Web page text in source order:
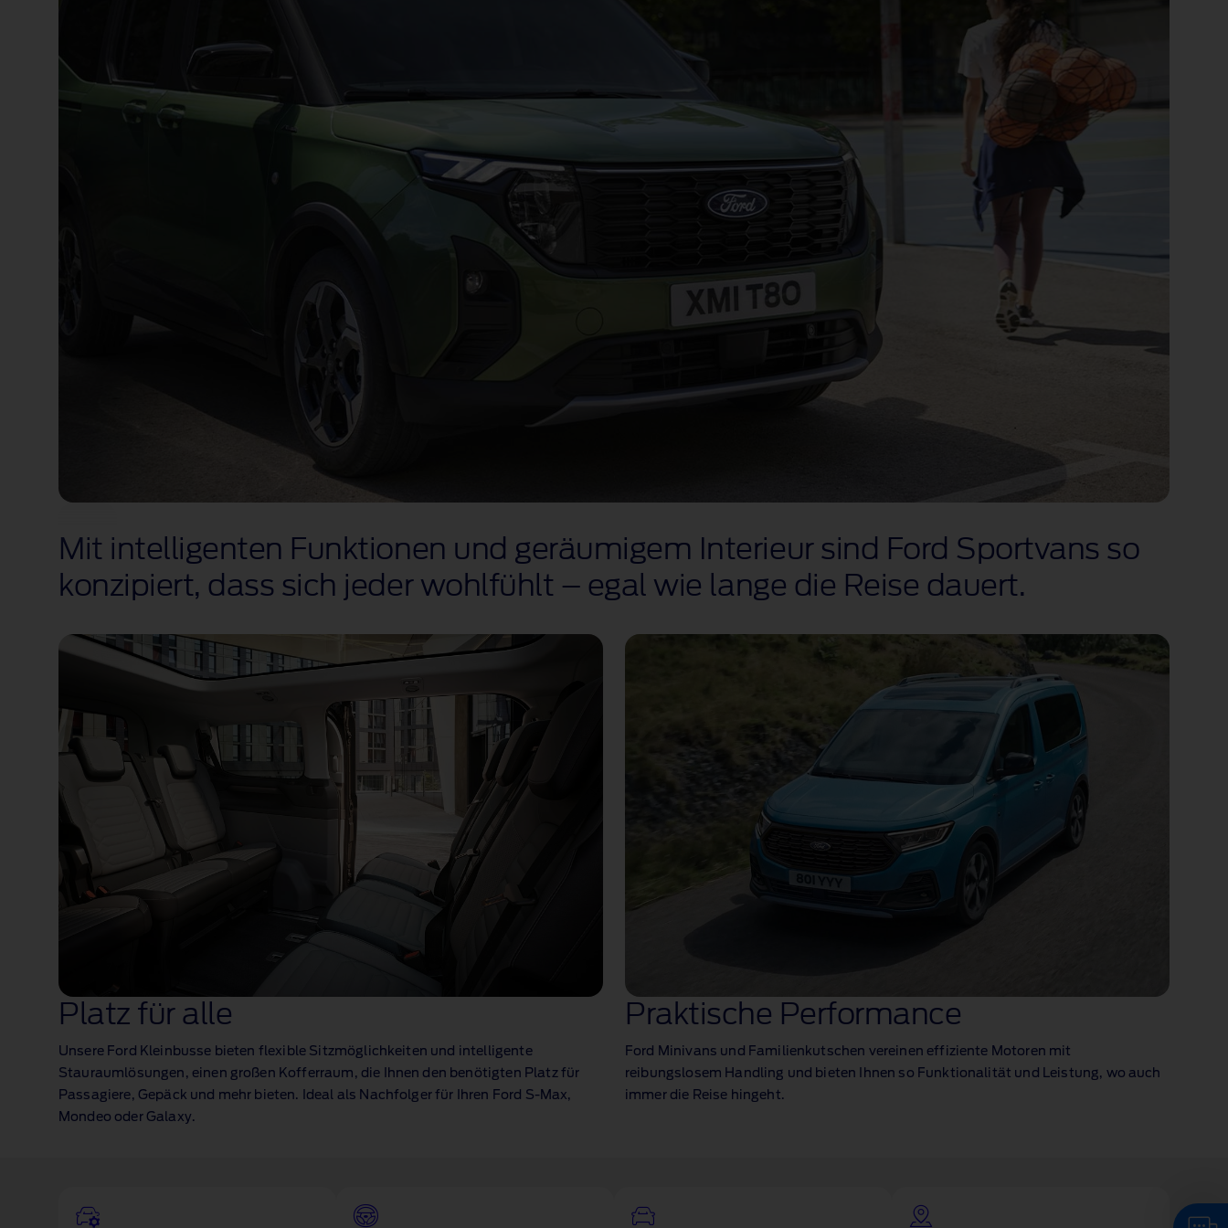
Mit intelligenten Funktionen und geräumigem Interieur sind Ford Sportvans so
konzipiert, dass sich jeder wohlfühlt – egal wie lange die Reise dauert.
Platz für alle
Unsere Ford Kleinbusse bieten flexible Sitzmöglichkeiten und intelligente
Stauraumlösungen, einen großen Kofferraum, die Ihnen den benötigten Platz für
Passagiere, Gepäck und mehr bieten. Ideal als Nachfolger für Ihren Ford S‑Max,
Mondeo oder Galaxy.
Praktische Performance
Ford Minivans und Familienkutschen vereinen effiziente Motoren mit
reibungslosem Handling und bieten Ihnen so Funktionalität und Leistung, wo auch
immer die Reise hingeht.
Klicken Sie hier, um mit unserem Ford-